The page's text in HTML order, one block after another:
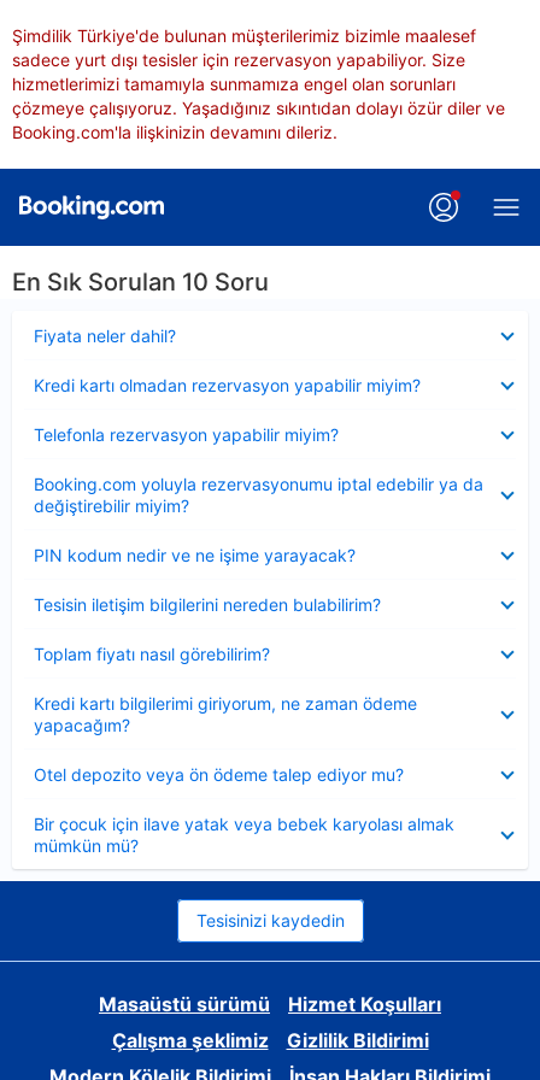
Şimdilik Türkiye'de bulunan müşterilerimiz bizimle maalesef
sadece yurt dışı tesisler için rezervasyon yapabiliyor. Size
hizmetlerimizi tamamıyla sunmamıza engel olan sorunları
çözmeye çalışıyoruz. Yaşadığınız sıkıntıdan dolayı özür diler ve
Booking.com'la ilişkinizin devamını dileriz.
En Sık Sorulan 10 Soru
Fiyata neler dahil?
Kredi kartı olmadan rezervasyon yapabilir miyim?
Telefonla rezervasyon yapabilir miyim?
Booking.com yoluyla rezervasyonumu iptal edebilir ya da
değiştirebilir miyim?
PIN kodum nedir ve ne işime yarayacak?
Tesisin iletişim bilgilerini nereden bulabilirim?
Toplam fiyatı nasıl görebilirim?
Kredi kartı bilgilerimi giriyorum, ne zaman ödeme
yapacağım?
Otel depozito veya ön ödeme talep ediyor mu?
Bir çocuk için ilave yatak veya bebek karyolası almak
mümkün mü?
Tesisinizi kaydedin
Masaüstü sürümü
Hizmet Koşulları
Çalışma şeklimiz
Gizlilik Bildirimi